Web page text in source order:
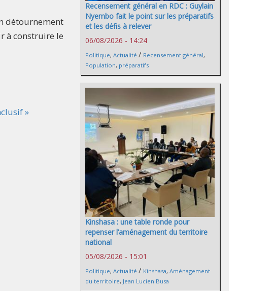
détournement
à construire le
»
Recensement général en RDC : Guylain
Nyembo fait le point sur les préparatifs
et les défis à relever
06/08/2026 - 14:24
Politique, Actualité / Recensement général,
Population, préparatifs
Kinshasa : une table ronde pour
repenser l’aménagement du territoire
national
05/08/2026 - 15:01
Politique, Actualité / Kinshasa, Aménagement
du territoire, Jean Lucien Busa